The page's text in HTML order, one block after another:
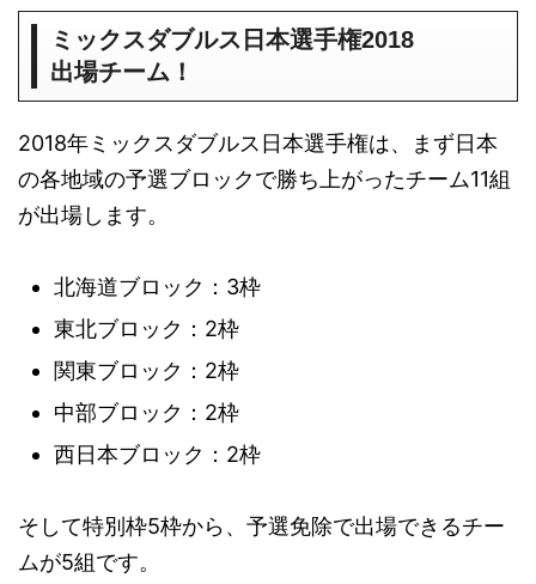
ミックスダブルス日本選手権2018
出場チーム！
2018年ミックスダブルス日本選手権は、まず日本
の各地域の予選ブロックで勝ち上がったチーム11組
が出場します。
北海道ブロック：3枠
東北ブロック：2枠
関東ブロック：2枠
中部ブロック：2枠
西日本ブロック：2枠
そして特別枠5枠から、予選免除で出場できるチー
ムが5組です。